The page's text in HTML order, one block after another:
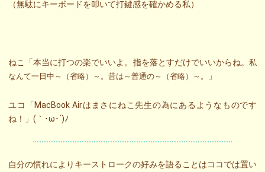
（無駄にキーボードを叩いて打鍵感を確かめる私）
ねこ「本当に打つの楽でいいよ。指を落とすだけでいいからね。 私
なんて一日中～（省略）～。昔は～普通の～（省略）～。
」
ユコ「MacBook Airはまさにねこ先生の為にあるようなものです
ね！」(｀･ω･´)ﾉ
自分の慣れによりキーストロークの好みを語ることはココでは置い